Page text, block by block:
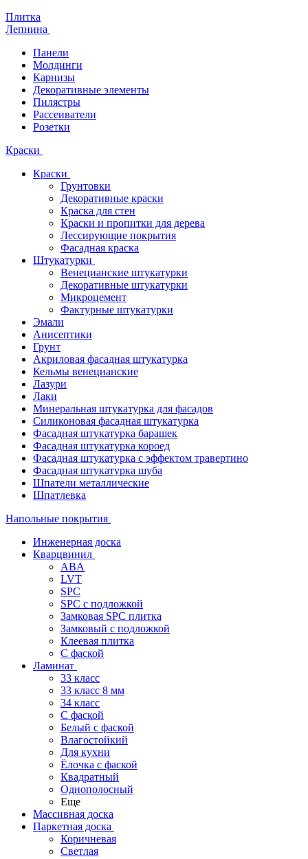
Плитка
Лепнина
Панели
Молдинги
Карнизы
Декоративные элементы
Пилястры
Рассеиватели
Розетки
Краски
Краски
Грунтовки
Декоративные краски
Краска для стен
Краски и пропитки для дерева
Лессирующие покрытия
Фасадная краска
Штукатурки
Венецианские штукатурки
Декоративные штукатурки
Микроцемент
Фактурные штукатурки
Эмали
Анисептики
Грунт
Акриловая фасадная штукатурка
Кельмы венецианские
Лазури
Лаки
Минеральная штукатурка для фасадов
Силиконовая фасадная штукатурка
Фасадная штукатурка барашек
Фасадная штукатурка короед
Фасадная штукатурка с эффектом травертино
Фасадная штукатурка шуба
Шпатели металлические
Шпатлевка
Напольные покрытия
Инженерная доска
Кварцвинил
ABA
LVT
SPC
SPC с подложкой
Замковая SPC плитка
Замковый с подложкой
Клеевая плитка
С фаской
Ламинат
33 класс
33 класс 8 мм
34 класс
C фаской
Белый с фаской
Влагостойкий
Для кухни
Ёлочка с фаской
Квадратный
Однополосный
Еще
Массивная доска
Паркетная доска
Коричневая
Светлая